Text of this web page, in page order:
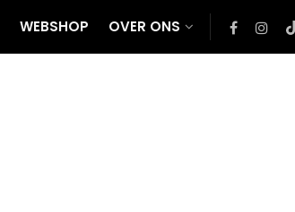
WEBSHOP OVER ONS